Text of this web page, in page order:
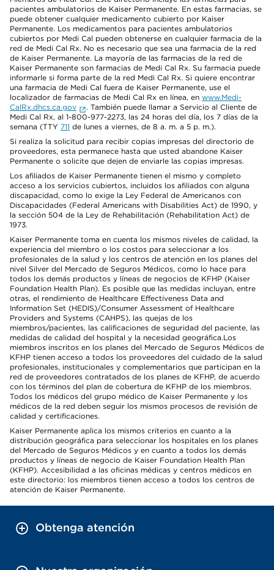
pacientes ambulatorios de Kaiser Permanente. En estas farmacias, se
puede obtener cualquier medicamento cubierto por Kaiser
Permanente. Los medicamentos para pacientes ambulatorios
cubiertos por Medi Cal pueden obtenerse en cualquier farmacia de la
red de Medi Cal Rx. No es necesario que sea una farmacia de la red
de Kaiser Permanente. La mayoría de las farmacias de la red de
Kaiser Permanente son farmacias de Medi Cal Rx. Su farmacia puede
informarle si forma parte de la red Medi Cal Rx. Si quiere encontrar
una farmacia de Medi Cal fuera de Kaiser Permanente, use el
localizador de farmacias de Medi Cal Rx en línea, en www.Medi-
CalRx.dhcs.ca.gov
. También puede llamar a Servicio al Cliente de
Medi Cal Rx, al 1-800-977-2273, las 24 horas del día, los 7 días de la
semana (TTY 711 de lunes a viernes, de 8 a. m. a 5 p. m.).
Si realiza la solicitud para recibir copias impresas del directorio de
proveedores, esta permanece hasta que usted abandone Kaiser
Permanente o solicite que dejen de enviarle las copias impresas.
Los afiliados de Kaiser Permanente tienen el mismo y completo
acceso a los servicios cubiertos, incluidos los afiliados con alguna
discapacidad, como lo exige la Ley Federal de Americanos con
Discapacidades (Federal Americans with Disabilities Act) de 1990, y
la sección 504 de la Ley de Rehabilitación (Rehabilitation Act) de
1973.
Kaiser Permanente toma en cuenta los mismos niveles de calidad, la
experiencia del miembro o los costos para seleccionar a los
profesionales de la salud y los centros de atención en los planes del
nivel Silver del Mercado de Seguros Médicos, como lo hace para
todos los demás productos y líneas de negocios de KFHP (Kaiser
Foundation Health Plan). Es posible que las medidas incluyan, entre
otras, el rendimiento de Healthcare Effectiveness Data and
Information Set (HEDIS)/Consumer Assessment of Healthcare
Providers and Systems (CAHPS), las quejas de los
miembros/pacientes, las calificaciones de seguridad del paciente, las
medidas de calidad del hospital y la necesidad geográfica.Los
miembros inscritos en los planes del Mercado de Seguros Médicos de
KFHP tienen acceso a todos los proveedores del cuidado de la salud
profesionales, institucionales y complementarios que participan en la
red de proveedores contratados de los planes de KFHP, de acuerdo
con los términos del plan de cobertura de KFHP de los miembros.
Todos los médicos del grupo médico de Kaiser Permanente y los
médicos de la red deben seguir los mismos procesos de revisión de
calidad y certificaciones.
Kaiser Permanente aplica los mismos criterios en cuanto a la
distribución geográfica para seleccionar los hospitales en los planes
del Mercado de Seguros Médicos y en cuanto a todos los demás
productos y líneas de negocio de Kaiser Foundation Health Plan
(KFHP). Accesibilidad a las oficinas médicas y centros médicos en
este directorio: los miembros tienen acceso a todos los centros de
atención de Kaiser Permanente.
Obtenga atención